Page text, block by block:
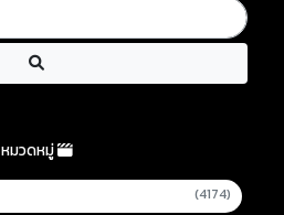
หมวดหมู่
(4174)